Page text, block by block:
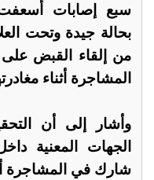
سبع إصابات
بحالة جيدة وتحت
المشاجرة أثناء
وأشار إلى أن
الجهات المعنية
شارك في المشاجرة